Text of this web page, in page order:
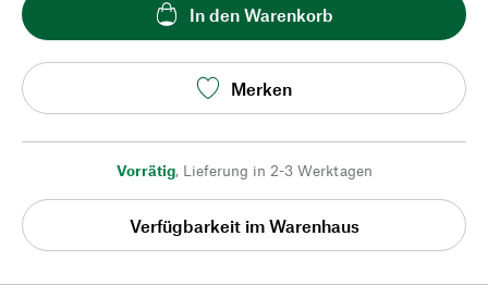
In den Warenkorb
Merken
Vorrätig, Lieferung in 2-3 Werktagen
Verfügbarkeit im Warenhaus